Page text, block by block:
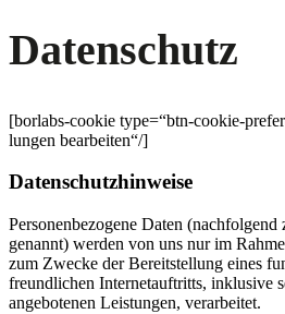
Daten­schutz
[borlabs-cookie type=“btn-cookie-
lungen bearbeiten“/]
Daten­schutz­hin­weise
Perso­nen­be­zogene Daten (nachfolgend
genannt) werden von uns nur im
zum Zwecke der Bereit­stellung eines
freund­lichen Inter­net­auf­tritts, inklusive
angebo­tenen Leistungen, verar­beitet.